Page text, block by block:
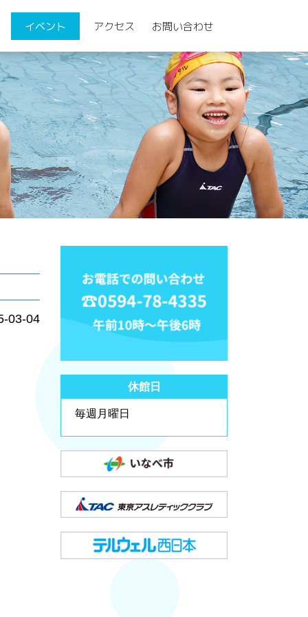
イベント アクセス お問い合わせ
03-04
休館日
毎週月曜日